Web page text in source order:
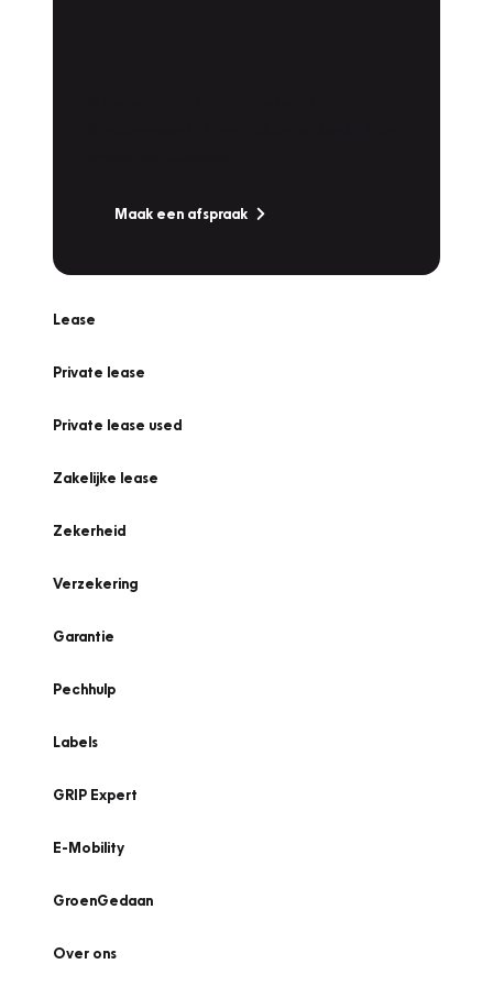
Maak een afspraak
Lease
Private lease
Private lease used
Zakelijke lease
Zekerheid
Verzekering
Garantie
Pechhulp
Labels
GRIP Expert
E-Mobility
GroenGedaan
Over ons